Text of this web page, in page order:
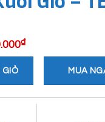
₫
GIỎ MUA